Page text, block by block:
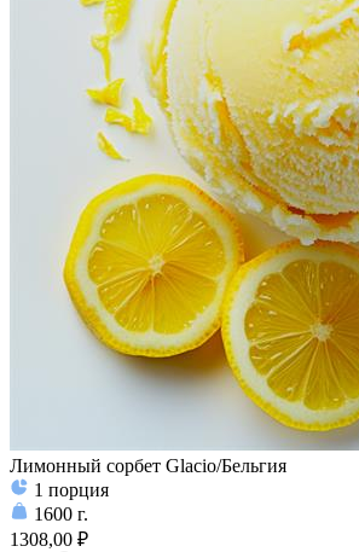
Лимонный сорбет Glacio/Бельгия
1 порция
1600 г.
1308,00 ₽